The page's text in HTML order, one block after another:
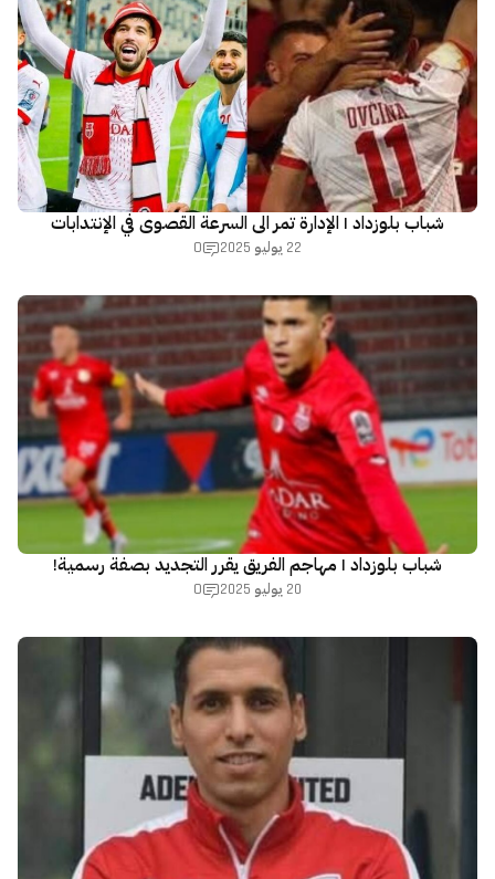
شباب بلوزداد | الإدارة تمر الى السرعة القصوى في الإنتدابات
22 يوليو 2025 0
شباب بلوزداد | مهاجم الفريق يقرر التجديد بصفة رسمية!
20 يوليو 2025 0